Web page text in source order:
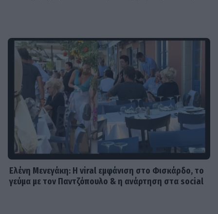
Ελένη Μενεγάκη: Η viral εμφάνιση στο Φισκάρδο, το
γεύμα με τον Παντζόπουλο & η ανάρτηση στα social